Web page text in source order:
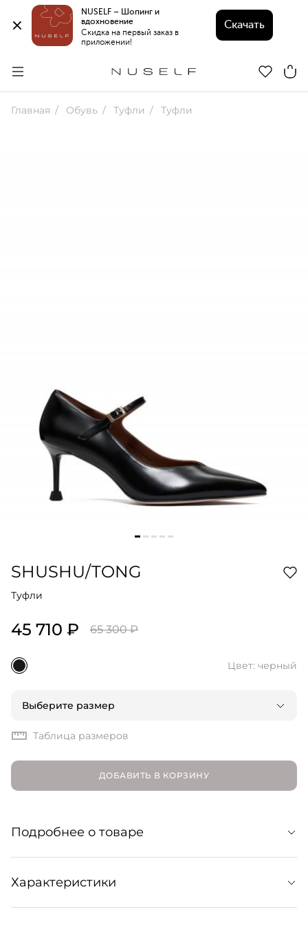
NUSELF – Шопинг и
вдохновение
Скидка на первый заказ в
приложении!
Скачать
Главная Обувь Туфли Туфли
SHUSHU/TONG
Туфли
45 710 ₽ 65 300 ₽
Цвет: черный
Выберите размер
Таблица размеров
ДОБАВИТЬ В КОРЗИНУ
Подробнее о товаре
Классические лодочки на ремешке подойдут как к
самым смелым трендам нового сезона, так и к более
Характеристики